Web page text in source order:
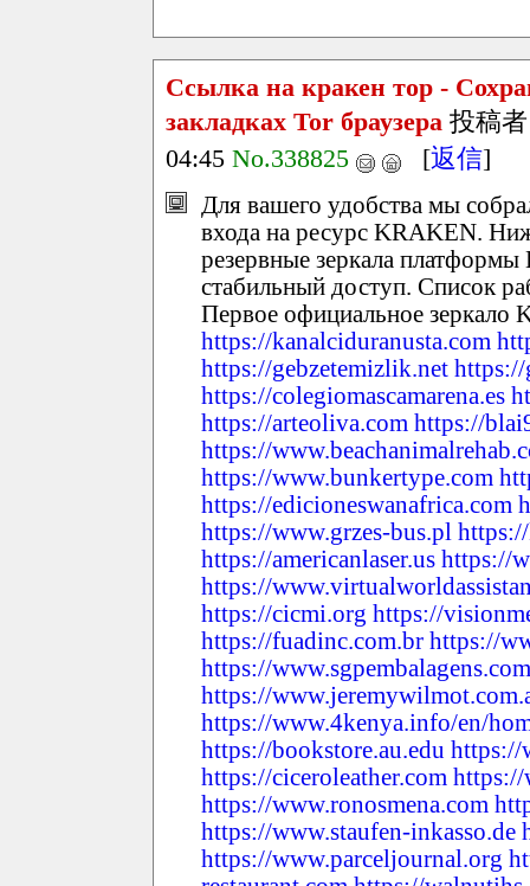
Ссылка на кракен тор -
закладках Tor браузера 投稿
04:45 No.338825 [返信]
Для вашего удобства мы
входа на ресурс KRAKEN.
резервные зеркала
стабильный доступ. Список
Первое официальное
https://kanalciduranusta.com
https://gebzetemizlik.net https://
https://colegiomascamarena.es
https://arteoliva.com https://
https://
https://www.bunkertype.com
https://edicioneswanafrica.com
https://www.grzes-bus.pl
https://americanlaser.us https://
https://
https://cicmi.org https://
https://fuadinc.com.br https://
https://
https://
https://www.4kenya.info/en/
https://bookstore.au.edu https://
https://ciceroleather.com https://
https://www.ronosmena.com
https://www.staufen-inkasso.de
https://www.parceljournal.org